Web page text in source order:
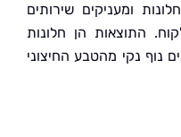
שירותים
הן חלונות
מהטבע החיצוני